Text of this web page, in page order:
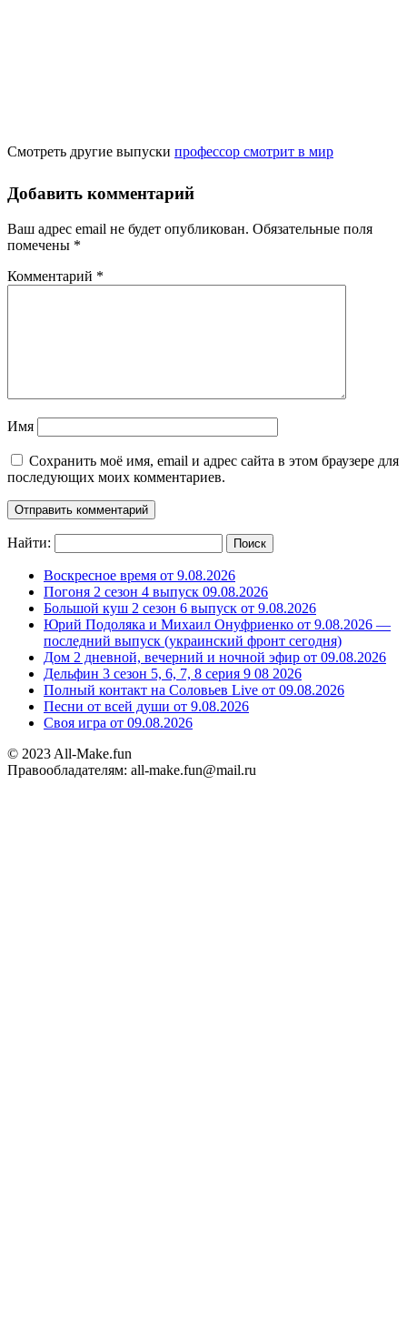
Смотреть другие выпуски профессор смотрит в мир
Добавить комментарий
Ваш адрес email не будет опубликован. Обязательные поля
помечены *
Комментарий *
Имя
Сохранить моё имя, email и адрес сайта в этом браузере для
последующих моих комментариев.
Найти:
Воскресное время от 9.08.2026
Погоня 2 сезон 4 выпуск 09.08.2026
Большой куш 2 сезон 6 выпуск от 9.08.2026
Юрий Подоляка и Михаил Онуфриенко от 9.08.2026 —
последний выпуск (украинский фронт сегодня)
Дом 2 дневной, вечерний и ночной эфир от 09.08.2026
Дельфин 3 сезон 5, 6, 7, 8 серия 9 08 2026
Полный контакт на Соловьев Live от 09.08.2026
Песни от всей души от 9.08.2026
Своя игра от 09.08.2026
© 2023 All-Make.fun
Правообладателям: all-make.fun@mail.ru